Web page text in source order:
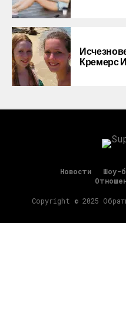
Кремерс
Новости Шоу-
Copyright © 2025